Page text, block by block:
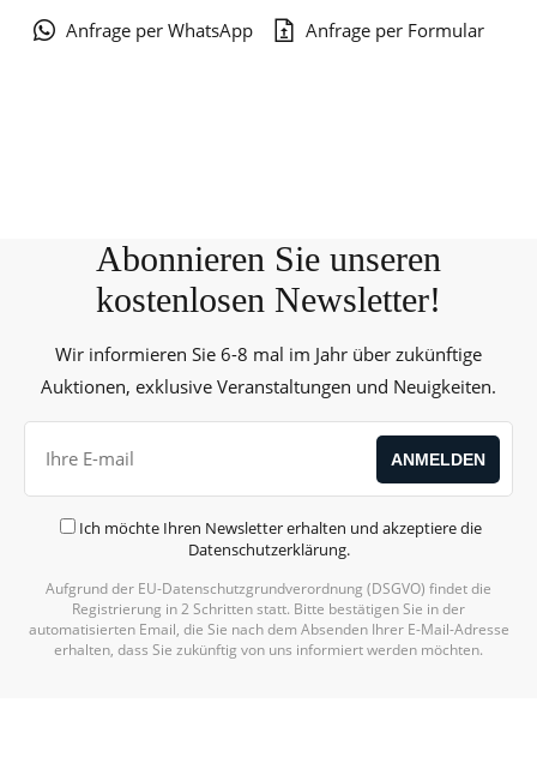
Anfrage per WhatsApp Anfrage per Formular
Abonnieren Sie unseren
kostenlosen Newsletter!
Wir informieren Sie 6-8 mal im Jahr über zukünftige
Auktionen, exklusive Veranstaltungen und Neuigkeiten.
Ich möchte Ihren Newsletter erhalten und akzeptiere die
Datenschutzerklärung.
Aufgrund der EU-Datenschutzgrundverordnung (DSGVO) findet die
Registrierung in 2 Schritten statt. Bitte bestätigen Sie in der
automatisierten Email, die Sie nach dem Absenden Ihrer E-Mail-Adresse
erhalten, dass Sie zukünftig von uns informiert werden möchten.